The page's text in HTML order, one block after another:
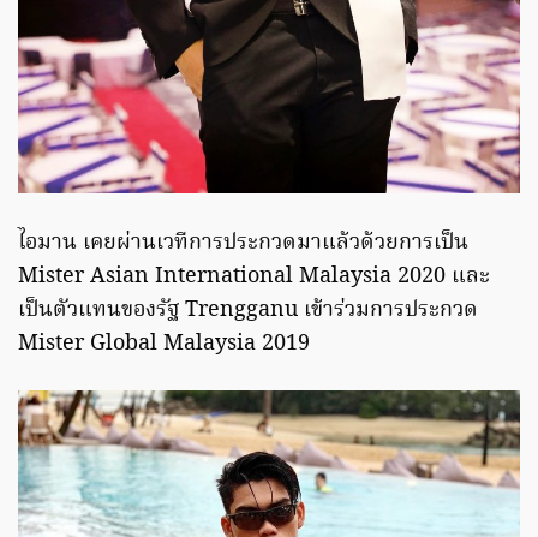
ไอมาน ​​​​เคยผ่านเวทีการประกวดมาแล้วด้วยการเป็น
Mister Asian International Malaysia 2020 และ
เป็นตัวแทนของรัฐ Trengganu เข้าร่วมการประกวด
Mister Global Malaysia 2019